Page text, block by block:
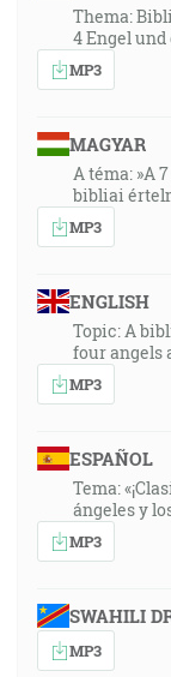
Thema:
4 Engel und
MP3
MAGYAR
A téma: »A
bibliai
MP3
ENGLISH
Topic: A
four angels
MP3
ESPAÑOL
Tema:
ángeles y
MP3
SWAHILI
MP3